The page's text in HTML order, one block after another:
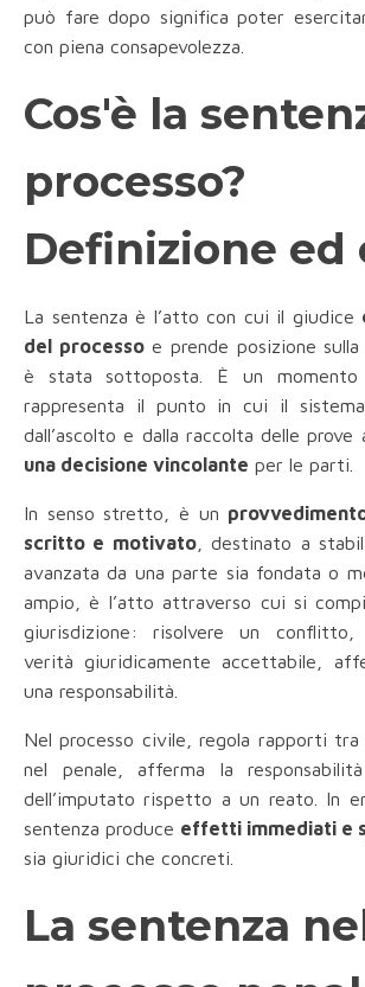
può fare dopo significa poter
con piena consapevolezza.
Cos'è la
processo?
Definizione
La sentenza è l’atto con cui il giudice
del processoe prende posizione sulla
è stata sottoposta. È un momento
rappresenta il punto in cui il
dall’ascolto e dalla raccolta delle prove
una decisione vincolante per le parti.
In senso stretto, è un
scritto e motivato, destinato a
avanzata da una parte sia fondata o
ampio, è l’atto attraverso cui si
giurisdizione: risolvere un conflitto,
verità giuridicamente accettabile,
una responsabilità.
Nel processo civile, regola rapporti
nel penale, afferma la responsabilità
dell’imputato rispetto a un reato. In
sentenza produce effetti immediati e
sia giuridici che concreti.
La sentenza